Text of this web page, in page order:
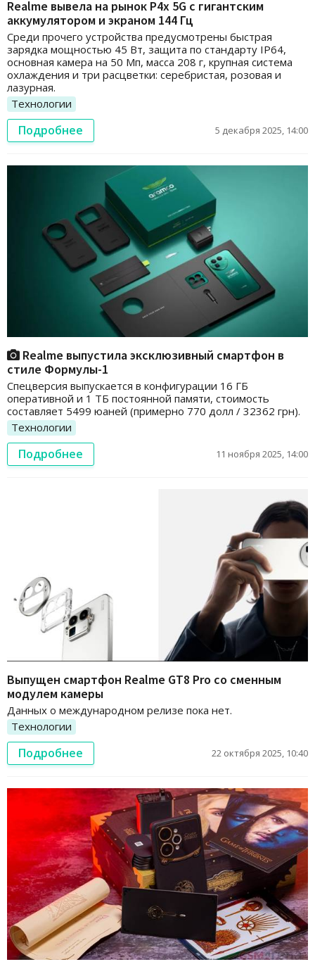
Realme вывела на рынок P4x 5G с гигантским
аккумулятором и экраном 144 Гц
Среди прочего устройства предусмотрены быстрая
зарядка мощностью 45 Вт, защита по стандарту IP64,
основная камера на 50 Мп, масса 208 г, крупная система
охлаждения и три расцветки: серебристая, розовая и
лазурная.
Технологии
Подробнее 5 декабря 2025, 14:00
Realme выпустила эксклюзивный смартфон в
стиле Формулы-1
Спецверсия выпускается в конфигурации 16 ГБ
оперативной и 1 ТБ постоянной памяти, стоимость
составляет 5499 юаней (примерно 770 долл / 32362 грн).
Технологии
Подробнее 11 ноября 2025, 14:00
Выпущен смартфон Realme GT8 Pro со сменным
модулем камеры
Данных о международном релизе пока нет.
Технологии
Подробнее 22 октября 2025, 10:40